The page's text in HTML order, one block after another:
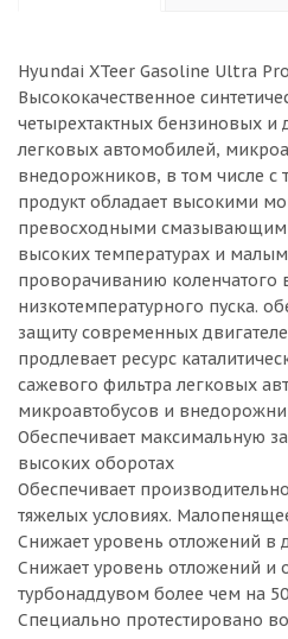
Hyundai XTeer Gasoline Ultra
Высококачественное
четырехтактных бензиновых и
легковых автомобилей,
внедорожников, в том числе
продукт обладает высокими
превосходными
высоких температурах и
проворачиванию коленчатого
низкотемпературного пуска.
защиту современных
продлевает ресурс
сажевого фильтра легковых
микроавтобусов и
Обеспечивает максимальную
высоких оборотах
Обеспечивает
тяжелых условиях.
Снижает уровень отложений в
Снижает уровень отложений и
турбонаддувом более чем на
Специально протестировано